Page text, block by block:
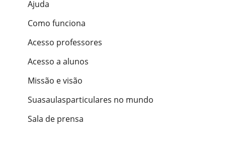
Ajuda
Como funciona
Acesso professores
Acesso a alunos
Missão e visão
Suasaulasparticulares no mundo
Sala de prensa